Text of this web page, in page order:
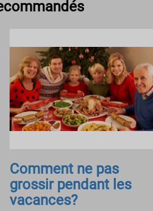
Comment ne pas
grossir pendant les
vacances?